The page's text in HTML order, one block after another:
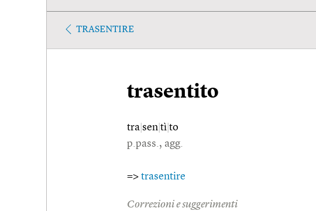
TRASENTIRE
trasentito
tra sen tì to
p.pass., agg.
=> trasentire
Correzioni e suggerimenti